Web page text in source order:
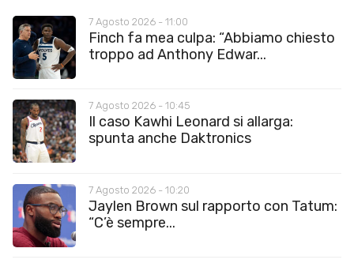
7 Agosto 2026 - 11:00
Finch fa mea culpa: “Abbiamo chiesto
troppo ad Anthony Edwar...
7 Agosto 2026 - 10:45
Il caso Kawhi Leonard si allarga:
spunta anche Daktronics
7 Agosto 2026 - 10:20
Jaylen Brown sul rapporto con Tatum:
“C’è sempre...